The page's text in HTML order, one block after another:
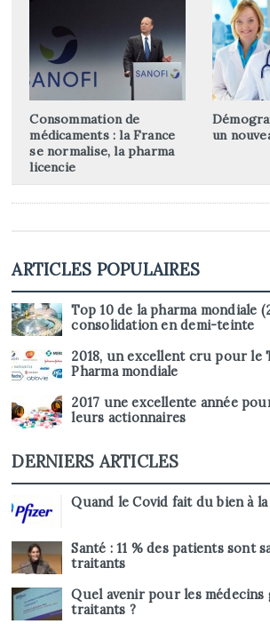
Consommation de
médicaments : la France
se normalise, la pharma
licencie
un
ARTICLES POPULAIRES
Top 10 de la pharma mondiale
consolidation en demi-teinte
2018, un excellent cru pour le
Pharma mondiale
2017 une excellente année
leurs actionnaires
DERNIERS ARTICLES
Quand le Covid fait du bien à
Santé : 11 % des patients sont
traitants
Quel avenir pour les médecins
traitants ?